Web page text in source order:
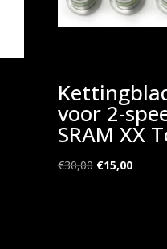
voor 2-
SRAM XX
€30,00 €15,00Huidige